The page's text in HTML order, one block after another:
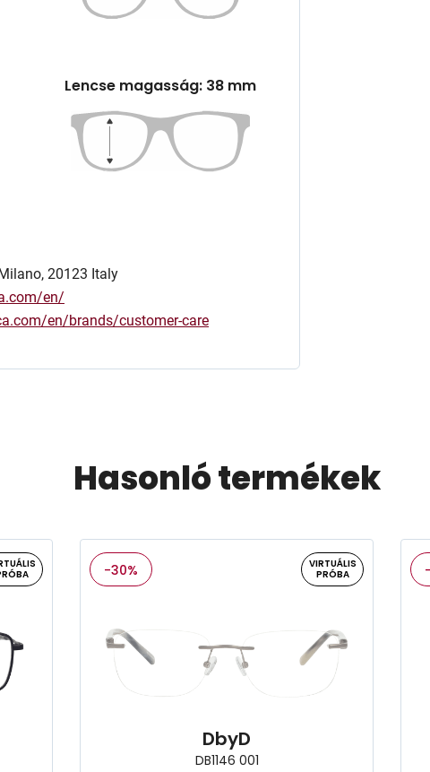
Lencse magasság: 38 mm
20123 Italy
en/
en/brands/customer-care
Hasonló termékek
-30%
VIRTUÁLIS
PRÓBA
DbyD
DB1146 001